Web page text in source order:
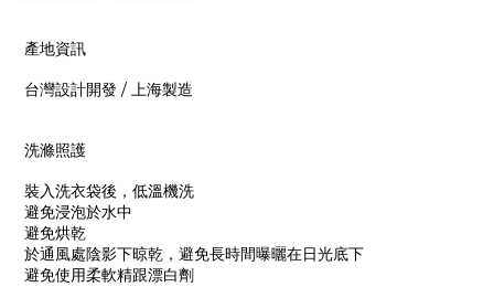
產地資訊
台灣設計開發 / 上海製造
洗滌照護
裝入洗衣袋後，低溫機洗
避免浸泡於水中
避免烘乾
於通風處陰影下晾乾，避免長時間曝曬在日光底下
避免使用柔軟精跟漂白劑